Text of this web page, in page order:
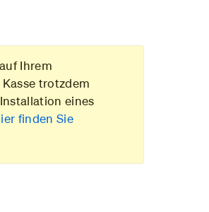
Ihrem
trotzdem
eines
finden Sie